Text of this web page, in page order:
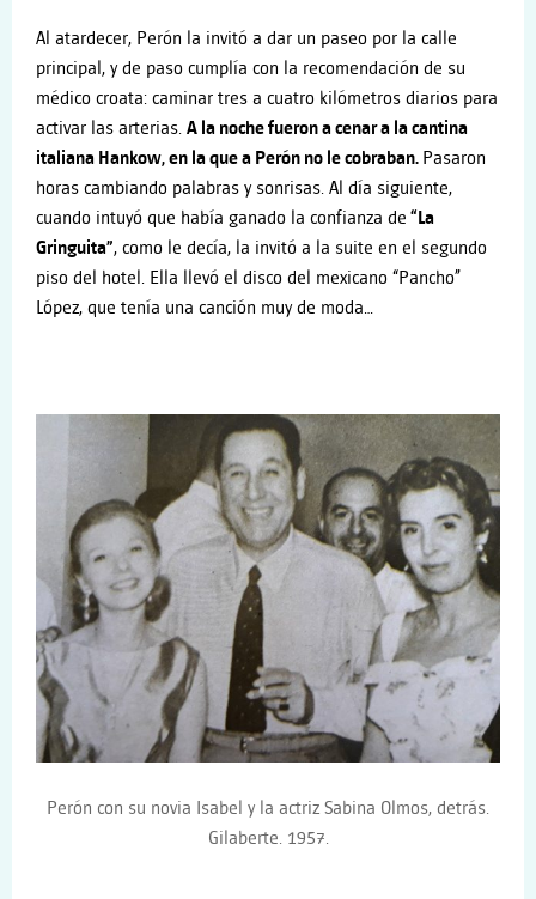
Al atardecer, Perón la invitó a dar un paseo por la calle
principal, y de paso cumplía con la recomendación de su
médico croata: caminar tres a cuatro kilómetros diarios para
activar las arterias. A la noche fueron a cenar a la cantina
italiana Hankow, en la que a Perón no le cobraban. Pasaron
horas cambiando palabras y sonrisas. Al día siguiente,
cuando intuyó que había ganado la confianza de “La
Gringuita”, como le decía, la invitó a la suite en el segundo
piso del hotel. Ella llevó el disco del mexicano “Pancho”
López, que tenía una canción muy de moda…
Perón con su novia Isabel y la actriz Sabina Olmos, detrás.
Gilaberte. 1957.